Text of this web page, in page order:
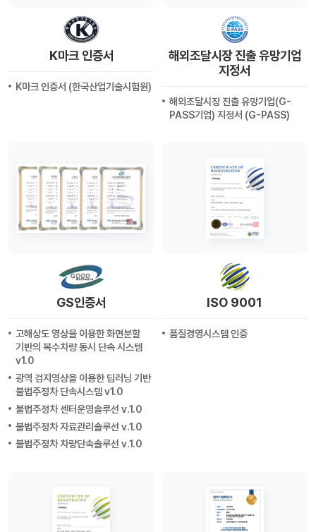
K마크 인증서
K마크 인증서 (한국산업기술시험원)
해외조달시장 진출 유망기업
지정서
해외조달시장 진출 유망기업(G-
PASS기업) 지정서 (G-PASS)
GS인증서
고해상도 영상을 이용한 화면분할
기반의 복수차량 동시 단속 시스템
v1.0
광역 검지영상을 이용한 딥러닝 기반
불법주정차 단속시스템 v1.0
불법주정차 센터운영솔루선 v.1.0
불법주정차 자료관리솔루선 v.1.0
불법주정차 차량단속솔루선 v.1.0
ISO 9001
품질경영시스템 인증